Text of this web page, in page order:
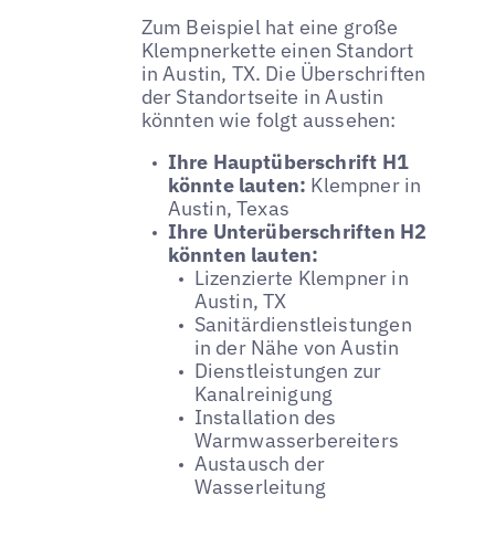
Zum Beispiel hat eine große
Klempnerkette einen Standort
in Austin, TX. Die Überschriften
der Standortseite in Austin
könnten wie folgt aussehen:
Ihre Hauptüberschrift H1
könnte lauten: Klempner in
Austin, Texas
Ihre Unterüberschriften H2
könnten lauten:
Lizenzierte Klempner in
Austin, TX
Sanitärdienstleistungen
in der Nähe von Austin
Dienstleistungen zur
Kanalreinigung
Installation des
Warmwasserbereiters
Austausch der
Wasserleitung